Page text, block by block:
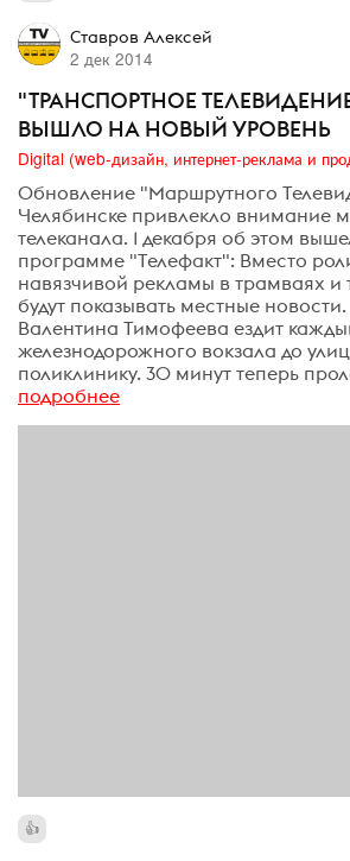
Ставров Алексей
2 дек 2014
"ТРАНСПОРТНОЕ
ВЫШЛО НА НОВЫЙ УРОВЕНЬ
Обновление "Маршрутного
Челябинске привлекло внимание
телеканала. 1 декабря об этом
программе "Телефакт": Вместо
навязчивой рекламы в трамваях и
будут показывать местные
Валентина Тимофеева ездит
железнодорожного вокзала до
поликлинику. 30 минут теперь
подробнее